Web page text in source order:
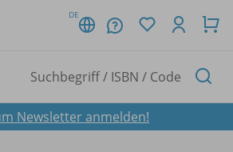
DE
Newsletter anmelden!